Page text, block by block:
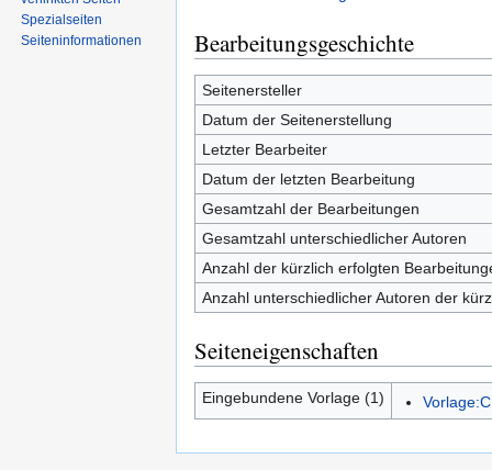
Bearbeitungsgeschichte
Seitenersteller
Datum der Seitenerstellung
Letzter Bearbeiter
Datum der letzten Bearbeitung
Gesamtzahl der Bearbeitungen
Gesamtzahl unterschiedlicher Autoren
Anzahl der kürzlich erfolgten
Anzahl unterschiedlicher Autoren der
Seiteneigenschaften
Eingebundene Vorlage (1) Vorlage:C
Spezialseiten
Seiten­informationen